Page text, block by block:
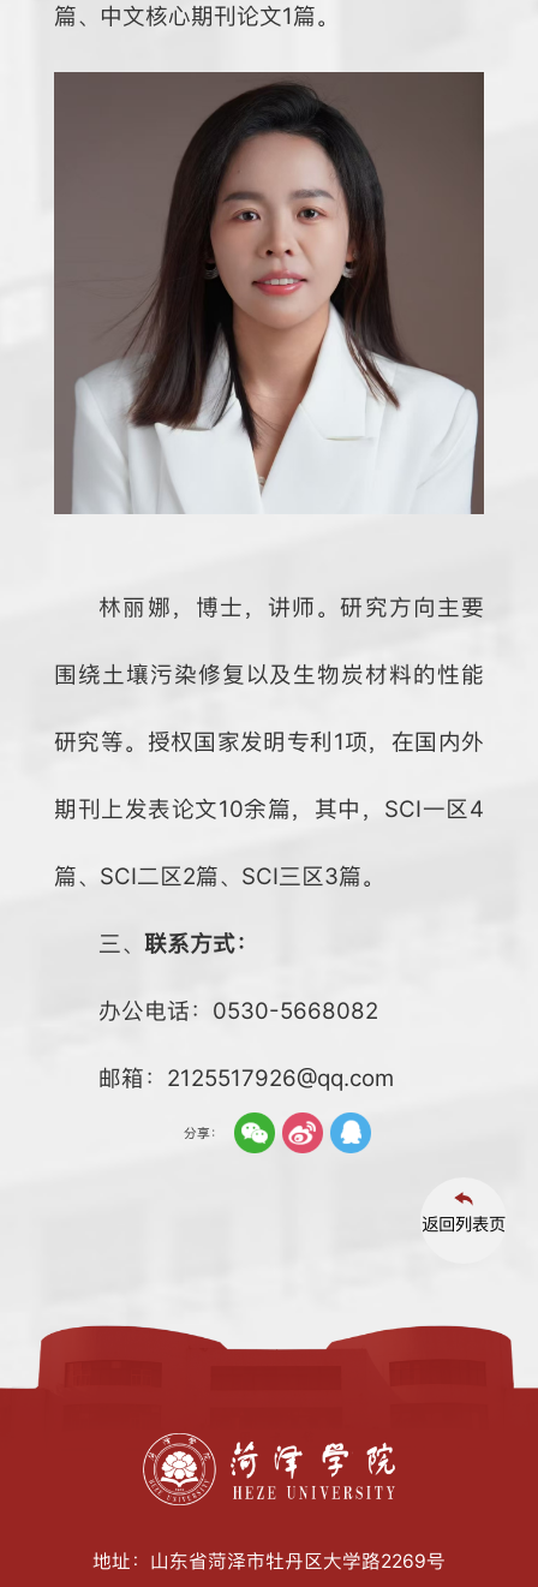
篇、中文核心期刊论文1篇。
林丽娜，博士，讲师。研究方向主要
围绕土壤污染修复以及生物炭材料的性能
研究等。授权国家发明专利1项，在国内外
期刊上发表论文10余篇，其中，SCI一区4
篇、SCI二区2篇、SCI三区3篇。
三、联系方式：
办公电话：0530-5668082
邮箱：2125517926@qq.com
分享：
返回列表页
地址：山东省菏泽市牡丹区大学路2269号